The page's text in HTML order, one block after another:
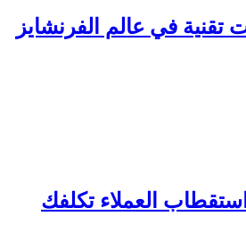
تقنية في عالم الفرنشايز
العملاء تكلفك